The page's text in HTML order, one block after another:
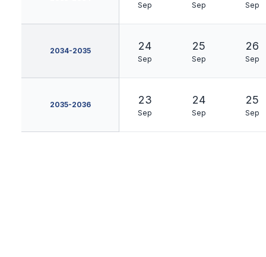
Sep Sep Sep
2034-2035 24
Sep
25
Sep
26
Sep
2035-2036 23
Sep
24
Sep
25
Sep